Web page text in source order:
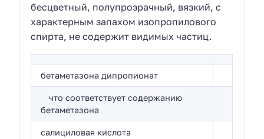
бесцветный, полупрозрачный, вязкий, с
характерным запахом изопропилового
спирта, не содержит видимых частиц.
бетаметазона дипропионат
что соответствует содержанию
бетаметазона
салициловая кислота